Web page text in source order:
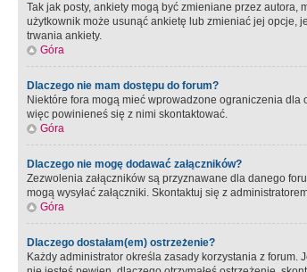
Tak jak posty, ankiety mogą być zmieniane przez autora,
użytkownik może usunąć ankietę lub zmieniać jej opcje,
trwania ankiety.
Góra
Dlaczego nie mam dostępu do forum?
Niektóre fora mogą mieć wprowadzone ograniczenia
więc powinieneś się z nimi skontaktować.
Góra
Dlaczego nie mogę dodawać załączników?
Zezwolenia załączników są przyznawane dla danego
mogą wysyłać załączniki. Skontaktuj się z
Góra
Dlaczego dostałam(em) ostrzeżenie?
Każdy administrator określa zasady korzystania z